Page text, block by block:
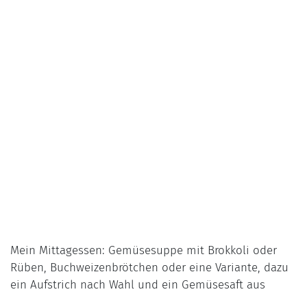
Mein Mittagessen: Gemüsesuppe mit Brokkoli oder
Rüben, Buchweizenbrötchen oder eine Variante, dazu
ein Aufstrich nach Wahl und ein Gemüsesaft aus